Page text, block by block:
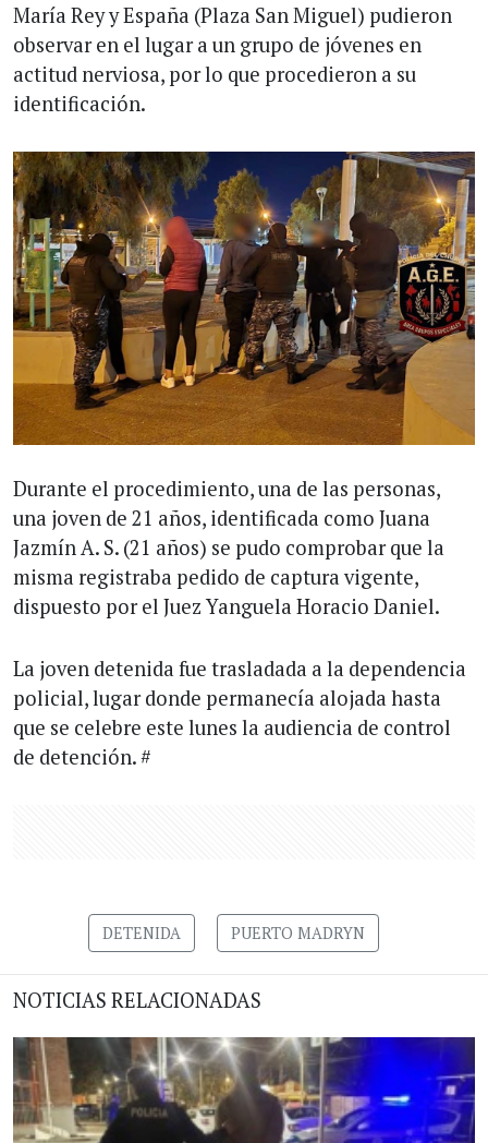
María Rey y España (Plaza San Miguel) pudieron
observar en el lugar a un grupo de jóvenes en
actitud nerviosa, por lo que procedieron a su
identificación.
Durante el procedimiento, una de las personas,
una joven de 21 años, identificada como Juana
Jazmín A. S. (21 años) se pudo comprobar que la
misma registraba pedido de captura vigente,
dispuesto por el Juez Yanguela Horacio Daniel.
La joven detenida fue trasladada a la dependencia
policial, lugar donde permanecía alojada hasta
que se celebre este lunes la audiencia de control
de detención. #
DETENIDA PUERTO MADRYN
NOTICIAS RELACIONADAS